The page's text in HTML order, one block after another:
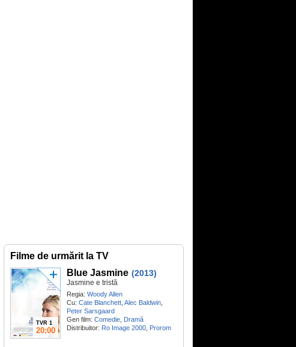
Filme de urmărit la TV
TVR 1
20:00
Blue Jasmine (2013)
Jasmine e tristă
Regia: Woody Allen
Cu: Cate Blanchett Alec Baldwin
Peter Sarsgaard
Gen film: Comedie Dramă
Distribuitor: Ro Image 2000 Prorom